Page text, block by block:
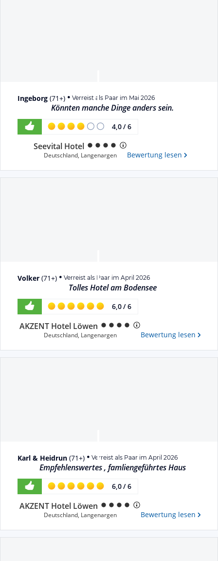
Ingeborg (71+) Verreist als Paar im Mai 2026
Könnten manche Dinge anders sein.
4,0/ 6
Seevital Hotel
Deutschland, Langenargen Bewertung lesen
Volker (71+) Verreist als Paar im April 2026
Tolles Hotel am Bodensee
6,0/ 6
AKZENT Hotel Löwen
Deutschland, Langenargen Bewertung lesen
Karl & Heidrun (71+) Verreist als Paar im April 2026
Empfehlenswertes , famliengeführtes Haus
6,0/ 6
AKZENT Hotel Löwen
Deutschland, Langenargen Bewertung lesen